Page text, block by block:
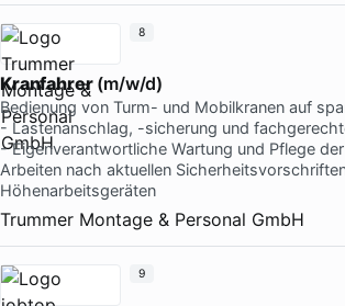
Kranfahrer(m/w/d)
Bedienung von Turm- und Mobilkranen auf
- Lastenanschlag, -sicherung und
- Eigenverantwortliche Wartung und Pflege
Arbeiten nach aktuellen
Höhenarbeitsgeräten
Trummer Montage & Personal GmbH
8
9